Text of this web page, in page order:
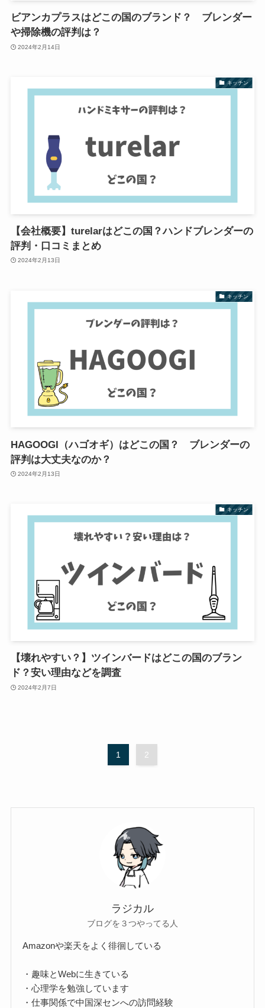
ビアンカプラスはどこの国のブランド？ ブレンダー
や掃除機の評判は？
2024年2月14日
キッチン
【会社概要】turelarはどこの国？ハンドブレンダーの
評判・口コミまとめ
2024年2月13日
キッチン
HAGOOGI（ハゴオギ）はどこの国？ ブレンダーの
評判は大丈夫なのか？
2024年2月13日
キッチン
【壊れやすい？】ツインバードはどこの国のブラン
ド？安い理由などを調査
2024年2月7日
1 2
ラジカル
ブログを３つやってる人
Amazonや楽天をよく徘徊している
・趣味とWebに生きている
・心理学を勉強しています
・仕事関係で中国深センへの訪問経験